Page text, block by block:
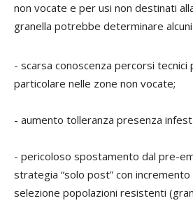
non vocate e per usi non destinati
granella potrebbe determinare alcuni
- scarsa conoscenza percorsi tecnici
particolare nelle zone non vocate;
- aumento tolleranza presenza
- pericoloso spostamento dal pre-
strategia “solo post” con
selezione popolazioni resistenti